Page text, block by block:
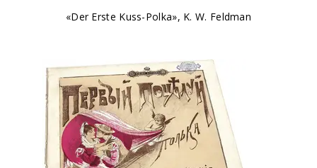
«Der Erste Kuss-Polka», K. W. Feldman